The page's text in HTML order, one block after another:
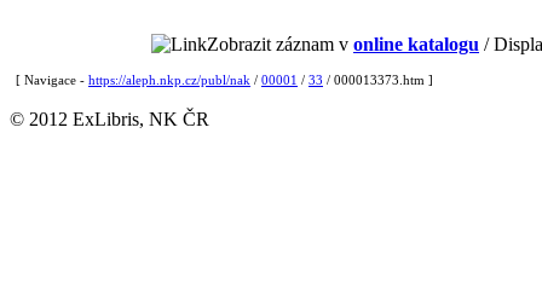
Zobrazit záznam v online katalogu /
[ Navigace - https://aleph.nkp.cz/publ/nak / 00001 / 33 / 000013373.htm ]
© 2012 ExLibris, NK ČR